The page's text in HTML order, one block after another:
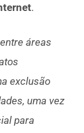
.
áreas
exclusão
uma vez
para